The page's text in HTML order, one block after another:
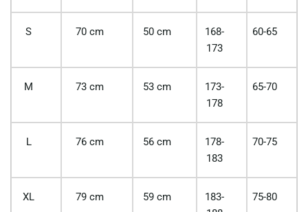
S 70 cm 50 cm
168-
173
60-65
M 73 cm 53 cm
173-
178
65-70
L 76 cm 56 cm
178-
183
70-75
XL 79 cm 59 cm
183-
75-80